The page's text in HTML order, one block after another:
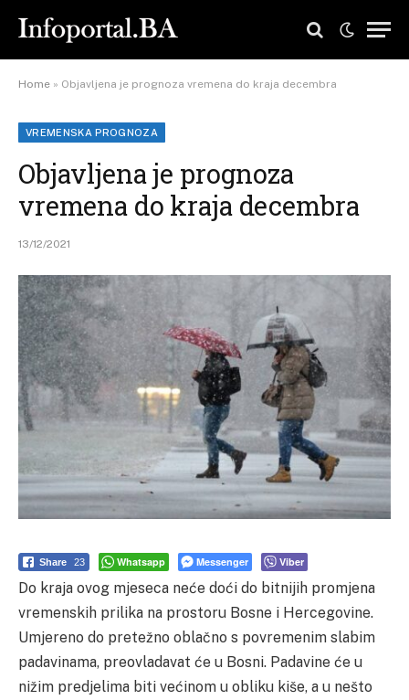
Home » Objavljena je prognoza vremena do kraja decembra
VREMENSKA PROGNOZA
Objavljena je prognoza
vremena do kraja decembra
13/12/2021
Share 23 Whatsapp Messenger Viber
Do kraja ovog mjeseca neće doći do bitnijih promjena
vremenskih prilika na prostoru Bosne i Hercegovine.
Umjereno do pretežno oblačno s povremenim slabim
padavinama, preovladavat će u Bosni. Padavine će u
nižim predjelima biti većinom u obliku kiše, a u nešto